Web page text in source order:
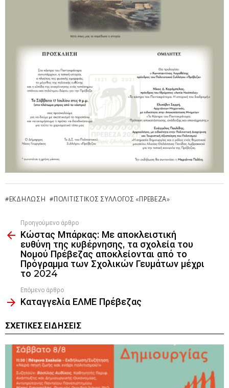
ΕΚΔΉΛΩΣΗ ΠΟΛΙΤΙΣΤΙΚΌΣ ΣΎΛΛΟΓΟΣ «ΠΡΈΒΕΖΑ»
more
Προηγούμενο άρθρο
Κώστας Μπάρκας: Με αποκλειστική
ευθύνη της κυβέρνησης, τα σχολεία του
Νομού Πρέβεζας αποκλείονται από το
Πρόγραμμα των Σχολικών Γευμάτων μέχρι
το 2024
Επόμενο άρθρο
Καταγγελία ΕΛΜΕ Πρέβεζας
ΣΧΕΤΙΚΈΣ ΕΙΔΉΣΕΙΣ